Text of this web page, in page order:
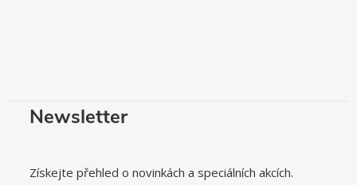
Newsletter
Získejte přehled o novinkách a speciálních akcích.